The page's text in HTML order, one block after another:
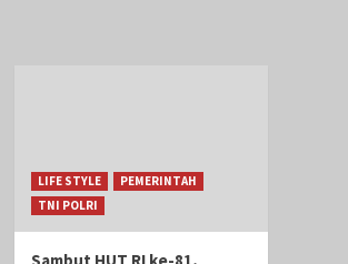
LIFE STYLE
PEMERINTAH
TNI POLRI